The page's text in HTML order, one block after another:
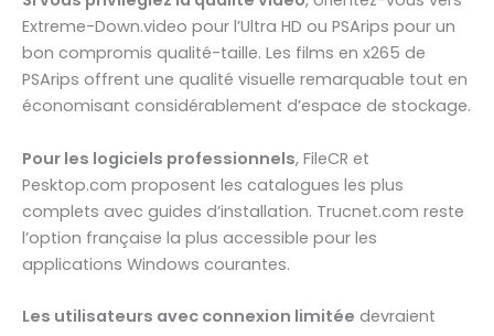
Extreme-Down.video pour l’Ultra HD ou PSArips pour un
bon compromis qualité-taille. Les films en x265 de
PSArips offrent une qualité visuelle remarquable tout en
économisant considérablement d’espace de stockage.
Pour les logiciels professionnels, FileCR et
Pesktop.com proposent les catalogues les plus
complets avec guides d’installation. Trucnet.com reste
l’option française la plus accessible pour les
applications Windows courantes.
Les utilisateurs avec connexion limitée devraient